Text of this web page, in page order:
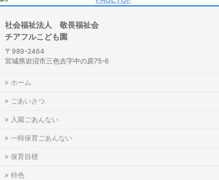
社会福祉法人 敬長福祉会
チアフルこども園
〒989-2464
宮城県岩沼市三色吉字中の原75-6
ホーム
ごあいさつ
入園ごあんない
一時保育ごあんない
保育目標
特色